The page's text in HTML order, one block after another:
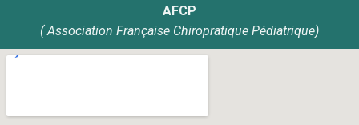
AFCP
( Association Française Chiropratique Pédiatrique)